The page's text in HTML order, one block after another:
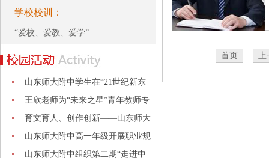
学校校训：
“爱校、爱教、爱学”
山东师大附中学生在“21世纪新东
方杯
王欣老师为“未来之星”青年教师专
业
育文育人、创作创新——山东师大
附中
山东师大附中高一年级开展职业规
划专
山东师大附中组织第二期“走进中
首页 上